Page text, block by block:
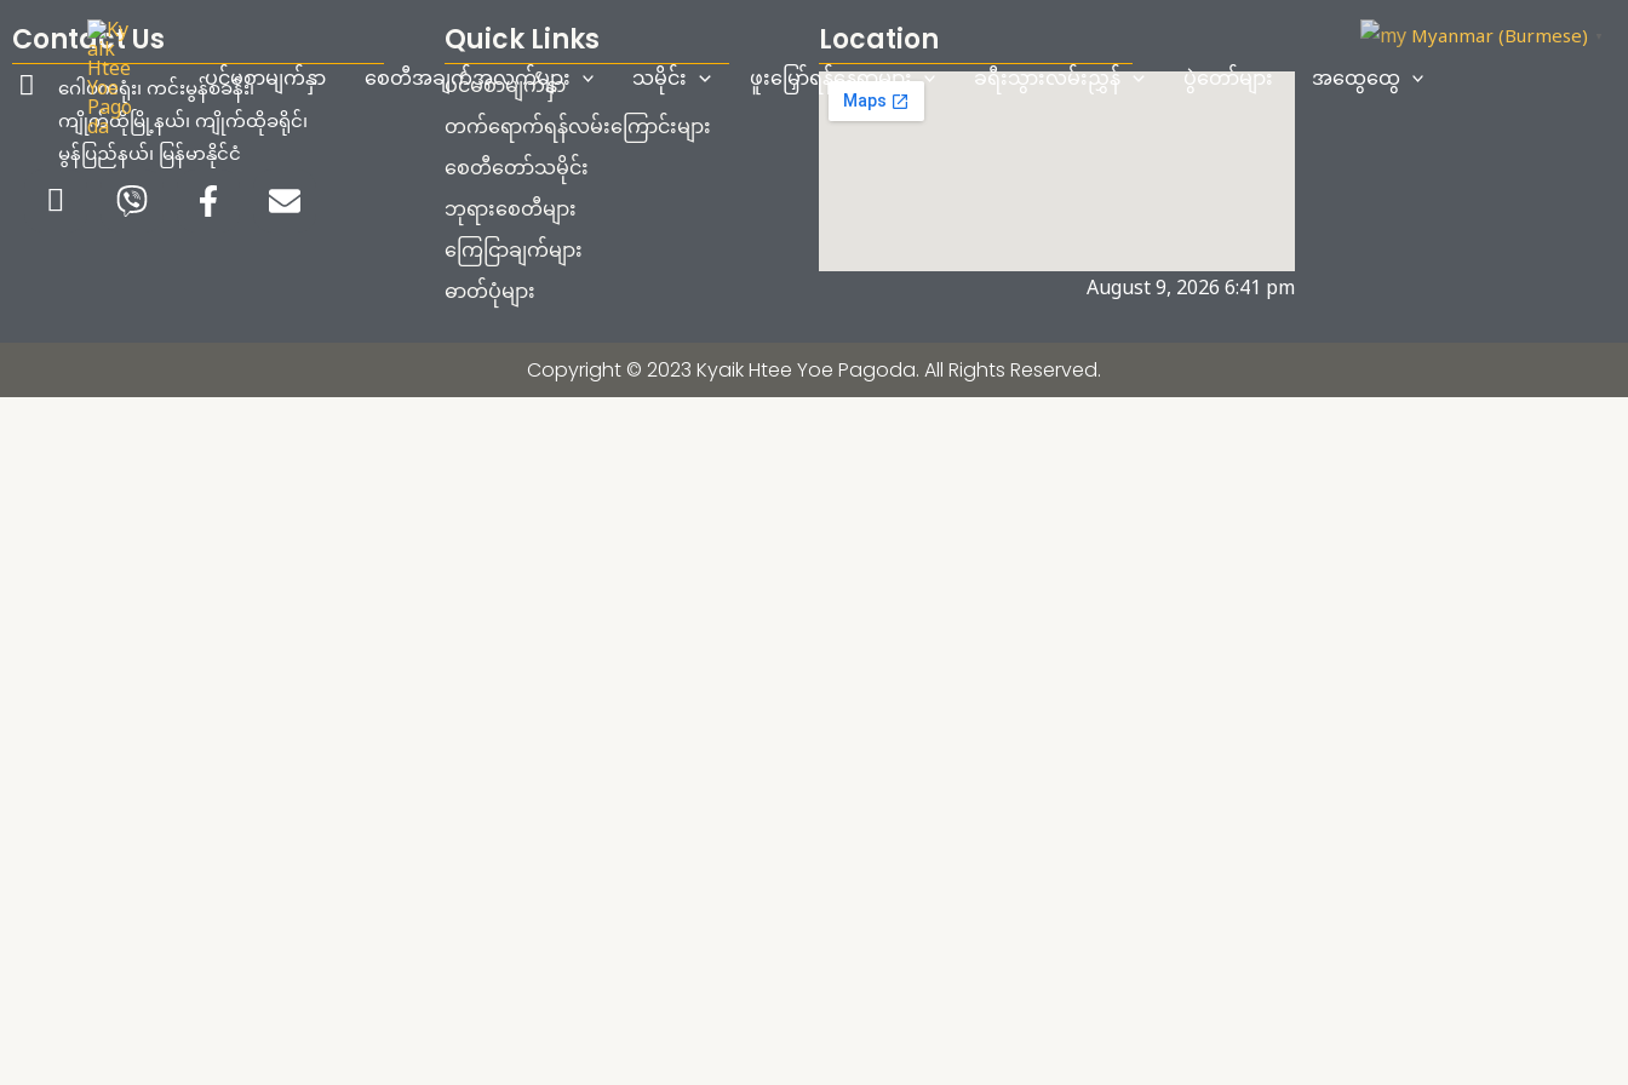
to
content
ပင်မစာမျက်နှာ စေတီအချက်အလက်များ သမိုင်း ဖူးမြှော်ရန်နေရာများ ခရီးသွားလမ်းညွှန် ပွဲတော်များ အထွေထွေ
Contact Us
ဂေါပကရုံး၊ ကင်းမွန်စခန်း၊
ကျိုက်ထိုမြို့နယ်၊ ကျိုက်ထိုခရိုင်၊
မွန်ပြည်နယ်၊ မြန်မာနိုင်ငံ
Icon-
phone-
ViberFacebook-
f
Envelope
Quick Links
ပင်မစာမျက်နှာ
တက်ရောက်ရန်လမ်းကြောင်းများ
စေတီတော်သမိုင်း
ဘုရားစေတီများ
ကြေငြာချက်များ
ဓာတ်ပုံများ
Location
August 9, 2026 6:41 pm
Copyright © 2023 Kyaik Htee Yoe Pagoda. All Rights Reserved.
Myanmar (Burmese)